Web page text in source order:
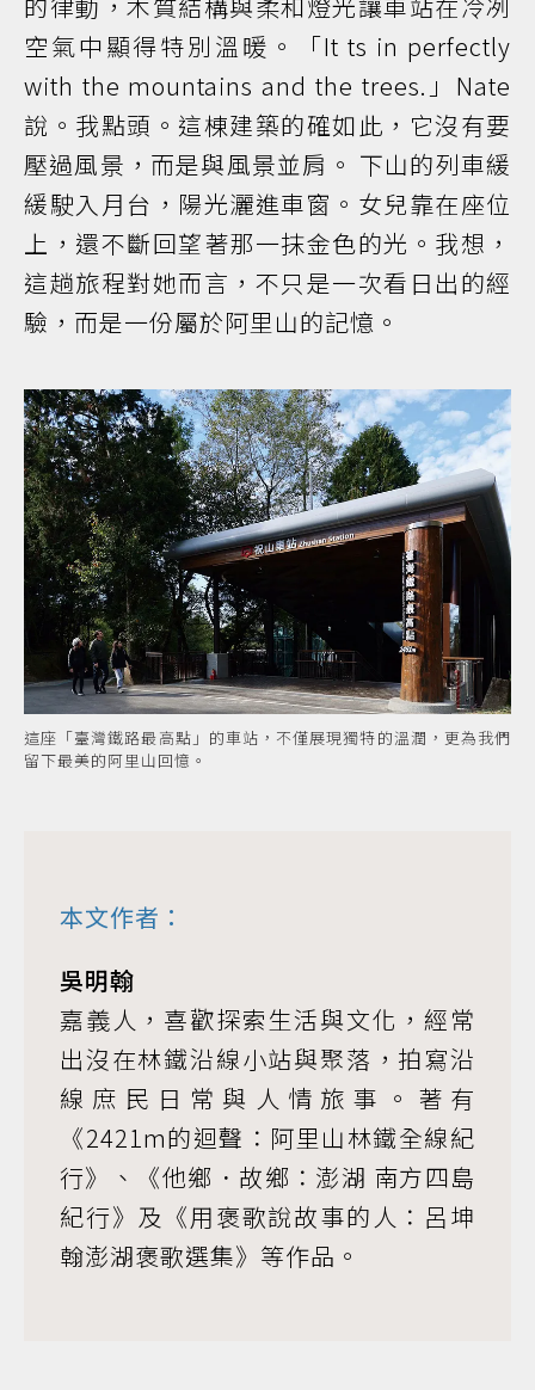
空氣中顯得特別溫暖。「It ­ts in perfectly
with the mountains and the trees.」Nate
說。我點頭。這棟建築的確如此，它沒有要
壓過風景，而是與風景並肩。 下山的列車緩
緩駛入月台，陽光灑進車窗。女兒靠在座位
上，還不斷回望著那一抹金色的光。我想，
這趟旅程對她而言，不只是一次看日出的經
驗，而是一份屬於阿里山的記憶。
這座「臺灣鐵路最高點」的車站，不僅展現獨特的溫潤，更為我們
留下最美的阿里山回憶。
本文作者：
吳明翰
嘉義人，喜歡探索生活與文化，經常
出沒在林鐵沿線小站與聚落，拍寫沿
線庶民日常與人情旅事。著有
《2421m的迴聲：阿里山林鐵全線紀
行》、《他鄉．故鄉：澎湖 南方四島
紀行》及《用褒歌說故事的人：呂坤
翰澎湖褒歌選集》等作品。